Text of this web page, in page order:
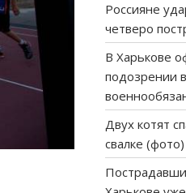
Россияне
четверо
В Харькове
подозрении
Двух котят
свалке (фото)